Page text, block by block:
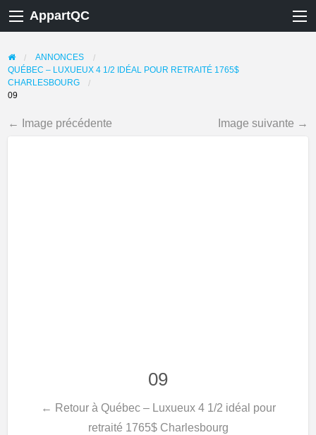
AppartQC
ANNONCES
QUÉBEC – LUXUEUX 4 1/2 IDÉAL POUR RETRAITÉ 1765$
CHARLESBOURG
09
← Image précédente Image suivante →
09
← Retour à Québec – Luxueux 4 1/2 idéal pour
retraité 1765$ Charlesbourg